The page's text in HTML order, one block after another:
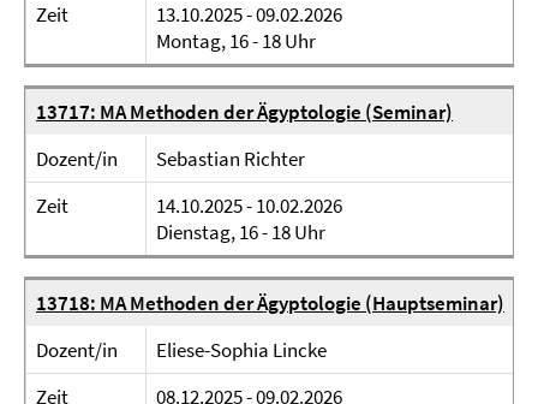
Zeit
13.10.2025 - 09.02.2026
Montag, 16 - 18 Uhr
13717: MA Methoden der Ägyptologie (Seminar)
Dozent/in
Sebastian Richter
Zeit
14.10.2025 - 10.02.2026
Dienstag, 16 - 18 Uhr
13718: MA Methoden der Ägyptologie (Hauptseminar)
Dozent/in
Eliese-Sophia Lincke
Zeit
08.12.2025 - 09.02.2026